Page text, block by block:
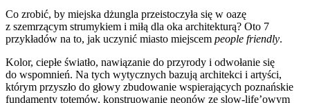
Co zrobić, by miejska dżungla przeistoczyła się w oazę
z szemrzącym strumykiem i miłą dla oka architekturą? Oto 7
przykładów na to, jak uczynić miasto miejscem people friendly.
Kolor, ciepłe światło, nawiązanie do przyrody i odwołanie się
do wspomnień. Na tych wytycznych bazują architekci i artyści,
którym przyszło do głowy zbudowanie wspierających poznańskie
fundamenty totemów, konstruowanie neonów ze slow-life’owym